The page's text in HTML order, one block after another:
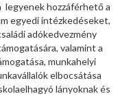
legyenek hozzáférhető a
egyedi intézkedéseket,
adókedvezmény
valamint a
munkahelyi
elbocsátása
lányoknak és